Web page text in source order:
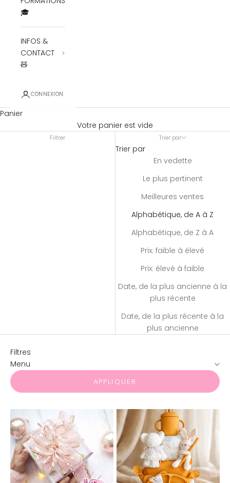
🎓
INFOS &
CONTACT
🧸
CONNEXION
Panier
Votre panier est vide
Filtrer Trier par
Trier par
En vedette
Le plus pertinent
Meilleures ventes
Alphabétique, de A à Z
Alphabétique, de Z à A
Prix: faible à élevé
Prix: élevé à faible
Date, de la plus ancienne à la
plus récente
Date, de la plus récente à la
plus ancienne
Filtres
Menu
APPLIQUER